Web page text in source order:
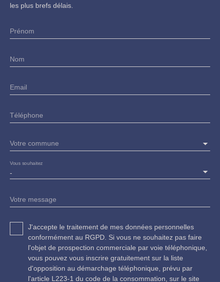
les plus brefs délais.
Prénom
Nom
Email
Téléphone
Votre commune
-
Vous souhaitez
Votre message
J'accepte le traitement de mes données personnelles
conformément au RGPD. Si vous ne souhaitez pas faire
l'objet de prospection commerciale par voie téléphonique,
vous pouvez vous inscrire gratuitement sur la liste
d'opposition au démarchage téléphonique, prévu par
l'article L223-1 du code de la consommation, sur le site